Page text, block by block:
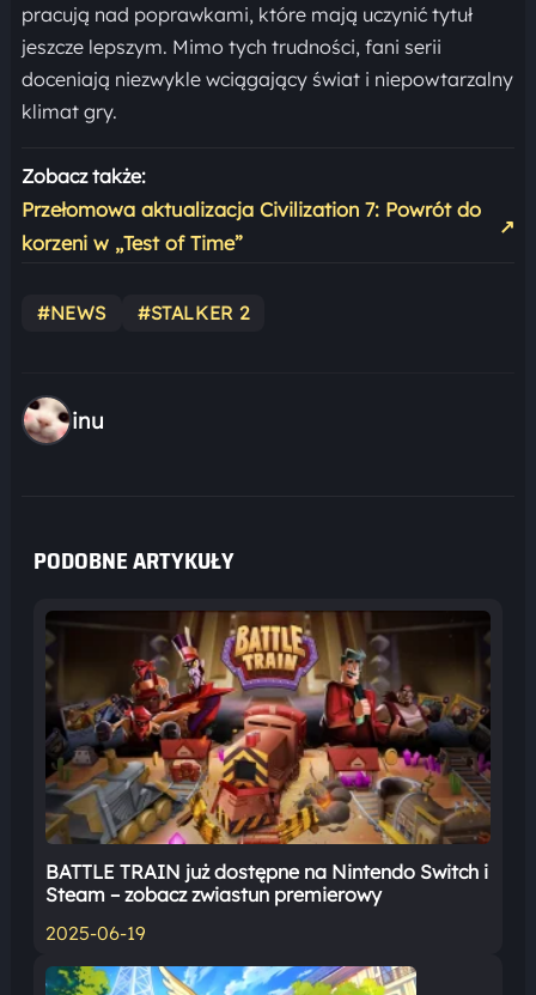
pracują nad poprawkami, które mają uczynić tytuł
jeszcze lepszym. Mimo tych trudności, fani serii
doceniają niezwykle wciągający świat i niepowtarzalny
klimat gry.
Zobacz także:
Przełomowa aktualizacja Civilization 7: Powrót do
korzeni w „Test of Time”
↗
#NEWS #STALKER 2
inu
PODOBNE ARTYKUŁY
BATTLE TRAIN już dostępne na Nintendo Switch i
Steam – zobacz zwiastun premierowy
2025-06-19